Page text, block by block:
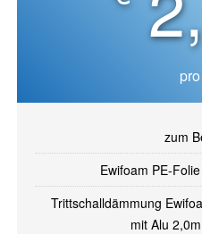
Preisliste Bodenaufbereitung
Preisliste Bodenverlegen
zum
Ewifoam PE-
Trittschalldämmung
mit Alu